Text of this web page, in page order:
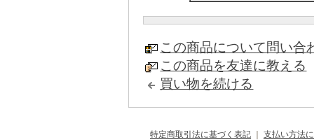
この商品について問い合
この商品を友達に教える
買い物を続ける
特定商取引法に基づく表記 支払い方法